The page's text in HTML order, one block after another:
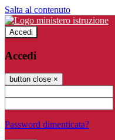
Salta al contenuto
Accedi
Accedi
button close ×
Password dimenticata?